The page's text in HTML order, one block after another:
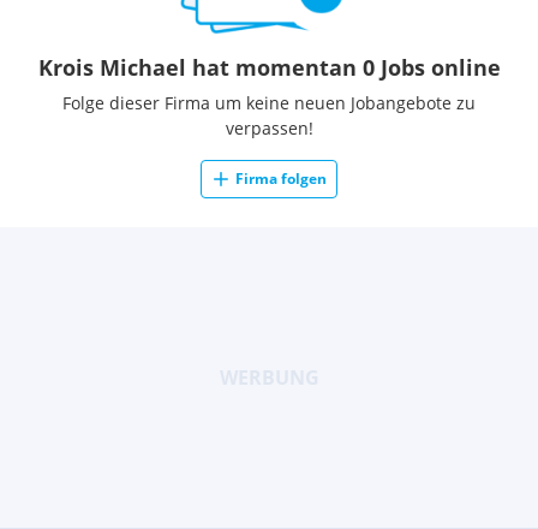
Krois Michael hat momentan 0 Jobs online
Folge dieser Firma um keine neuen Jobangebote zu
verpassen!
Firma folgen